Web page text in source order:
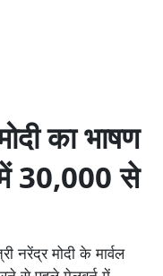
का भाषण
में 30,000 से
नरेंद्र मोदी के मार्वल